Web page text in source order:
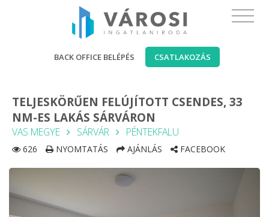
BACK OFFICE BELÉPÉS CSATLAKOZÁS
TELJESKÖRŰEN FELÚJÍTOTT CSENDES, 33
NM-ES LAKÁS SÁRVÁRON
VAS MEGYE SÁRVÁR PÉNTEKFALU
626 NYOMTATÁS AJÁNLÁS FACEBOOK